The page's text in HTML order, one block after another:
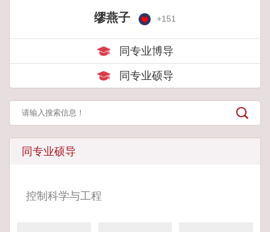
缪燕子 +151
同专业博导
同专业硕导
同专业硕导
控制科学与工程